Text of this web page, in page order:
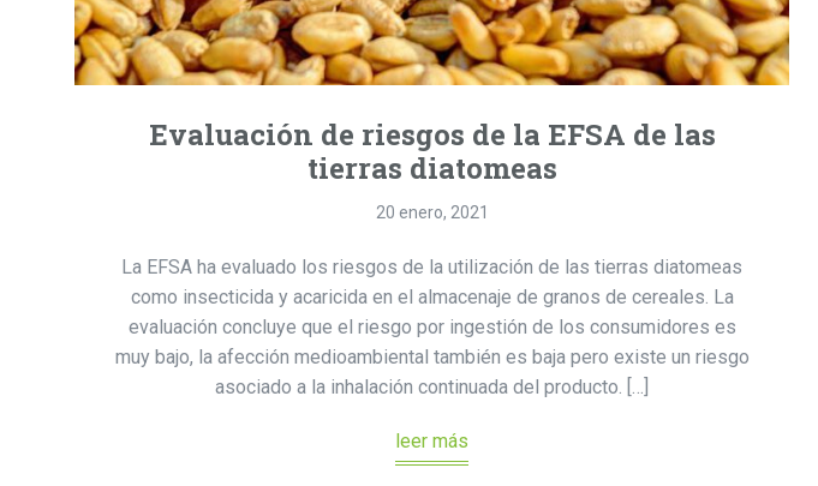
Evaluación de riesgos de la EFSA de las
tierras diatomeas
20 enero, 2021
La EFSA ha evaluado los riesgos de la utilización de las tierras diatomeas
como insecticida y acaricida en el almacenaje de granos de cereales. La
evaluación concluye que el riesgo por ingestión de los consumidores es
muy bajo, la afección medioambiental también es baja pero existe un riesgo
asociado a la inhalación continuada del producto. […]
leer más